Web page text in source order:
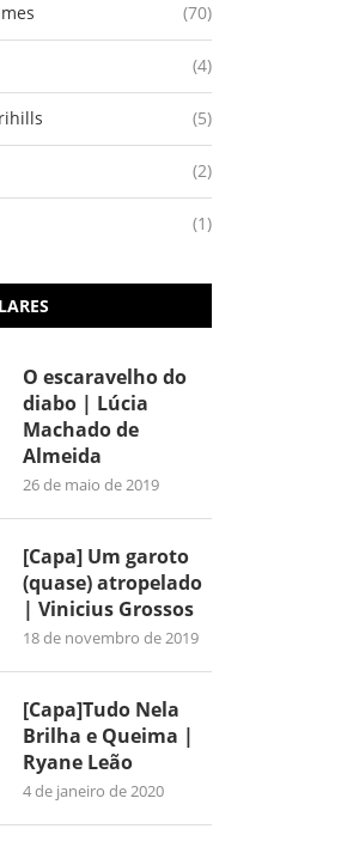
(70)
(4)
(5)
(2)
(1)
O escaravelho do
diabo | Lúcia
Machado de
Almeida
26 de maio de 2019
[Capa] Um garoto
(quase) atropelado
| Vinicius Grossos
18 de novembro de 2019
[Capa]Tudo Nela
Brilha e Queima |
Ryane Leão
4 de janeiro de 2020